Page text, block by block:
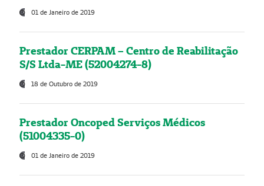
01 de Janeiro de 2019
Prestador CERPAM – Centro de Reabilitação
S/S Ltda-ME (52004274-8)
18 de Outubro de 2019
Prestador Oncoped Serviços Médicos
(51004335-0)
01 de Janeiro de 2019